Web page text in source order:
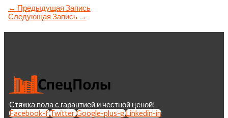
← Предыдущая Запись
Следующая Запись →
Стяжка пола с гарантией и честной ценой!
Facebook-fTwitterGoogle-plus-gLinkedin-in